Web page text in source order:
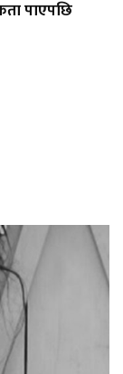
पाएपछि